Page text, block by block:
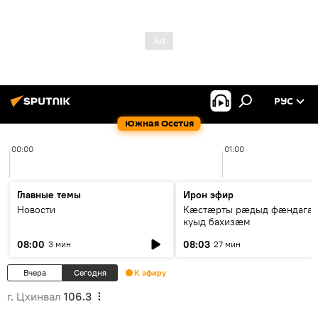
Южная Осетия
РУС
00:00 01:00
Главные темы
Новости
08:00 3 мин
Ирон эфир
Кæстæрты рæдыд
куыд бахизæм
08:03 27 мин
Вчера Сегодня К эфиру
г. Цхинвал 106.3